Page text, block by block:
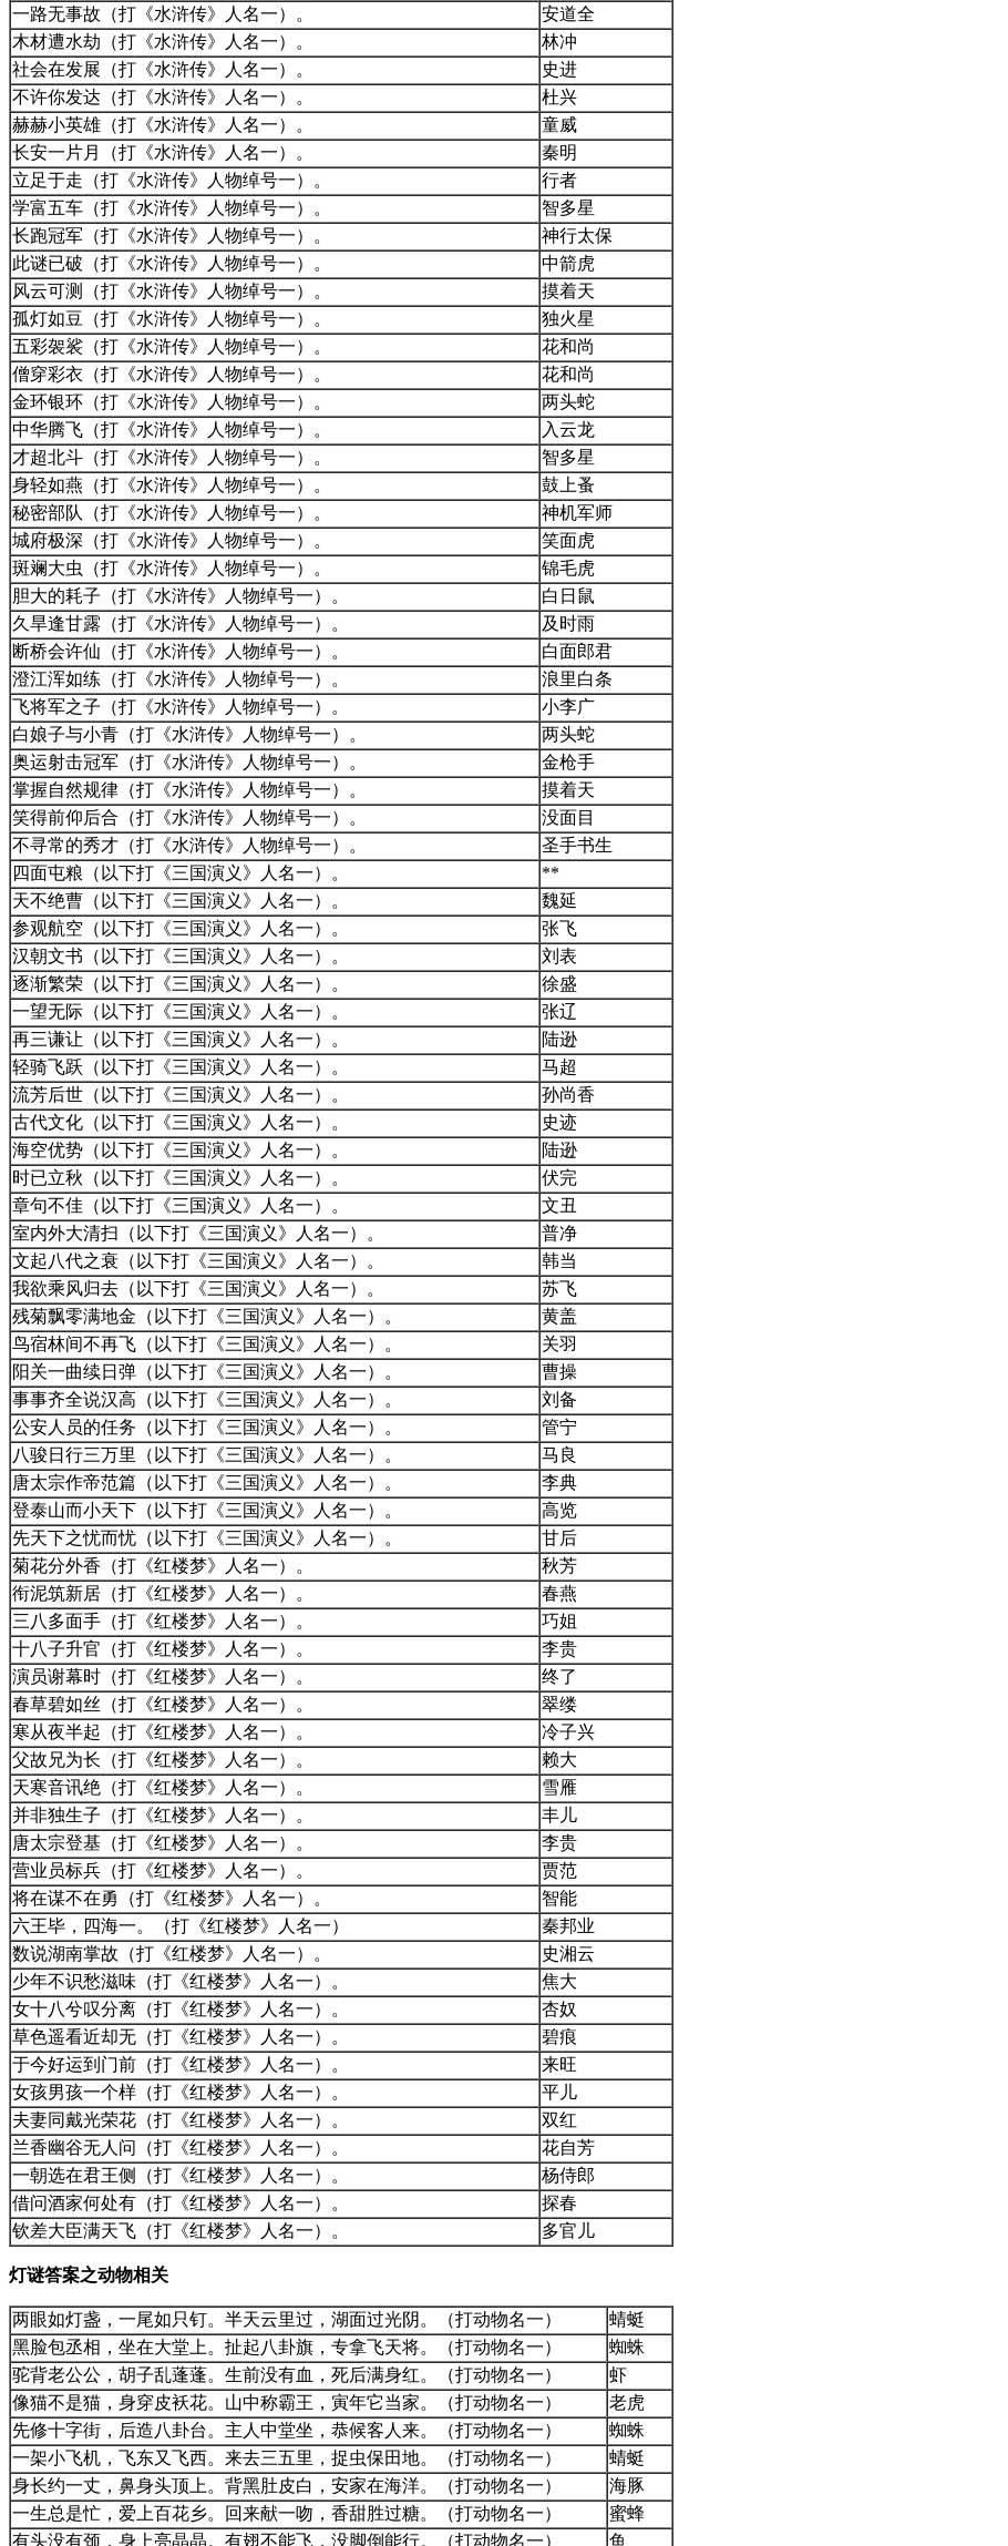
一路无事故（打《水浒传》人名一）。
安道全
木材遭水劫（打《水浒传》人名一）。
林冲
社会在发展（打《水浒传》人名一）。
史进
不许你发达（打《水浒传》人名一）。
杜兴
赫赫小英雄（打《水浒传》人名一）。
童威
长安一片月（打《水浒传》人名一）。
秦明
立足于走（打《水浒传》人物绰号一）。
行者
学富五车（打《水浒传》人物绰号一）。
智多星
长跑冠军（打《水浒传》人物绰号一）。
神行太保
此谜已破（打《水浒传》人物绰号一）。
中箭虎
风云可测（打《水浒传》人物绰号一）。
摸着天
孤灯如豆（打《水浒传》人物绰号一）。
独火星
五彩袈裟（打《水浒传》人物绰号一）。
花和尚
僧穿彩衣（打《水浒传》人物绰号一）。
花和尚
金环银环（打《水浒传》人物绰号一）。
两头蛇
中华腾飞（打《水浒传》人物绰号一）。
入云龙
才超北斗（打《水浒传》人物绰号一）。
智多星
身轻如燕（打《水浒传》人物绰号一）。
鼓上蚤
秘密部队（打《水浒传》人物绰号一）。
神机军师
城府极深（打《水浒传》人物绰号一）。
笑面虎
斑斓大虫（打《水浒传》人物绰号一）。
锦毛虎
胆大的耗子（打《水浒传》人物绰号一）。
白日鼠
久旱逢甘露（打《水浒传》人物绰号一）。
及时雨
断桥会许仙（打《水浒传》人物绰号一）。
白面郎君
澄江浑如练（打《水浒传》人物绰号一）。
浪里白条
飞将军之子（打《水浒传》人物绰号一）。
小李广
白娘子与小青（打《水浒传》人物绰号一）。
两头蛇
奥运射击冠军（打《水浒传》人物绰号一）。
金枪手
掌握自然规律（打《水浒传》人物绰号一）。
摸着天
笑得前仰后合（打《水浒传》人物绰号一）。
没面目
不寻常的秀才（打《水浒传》人物绰号一）。
圣手书生
四面屯粮（以下打《三国演义》人名一）。
**
天不绝曹（以下打《三国演义》人名一）。
魏延
参观航空（以下打《三国演义》人名一）。
张飞
汉朝文书（以下打《三国演义》人名一）。
刘表
逐渐繁荣（以下打《三国演义》人名一）。
徐盛
一望无际（以下打《三国演义》人名一）。
张辽
再三谦让（以下打《三国演义》人名一）。
陆逊
轻骑飞跃（以下打《三国演义》人名一）。
马超
流芳后世（以下打《三国演义》人名一）。
孙尚香
古代文化（以下打《三国演义》人名一）。
史迹
海空优势（以下打《三国演义》人名一）。
陆逊
时已立秋（以下打《三国演义》人名一）。
伏完
章句不佳（以下打《三国演义》人名一）。
文丑
室内外大清扫（以下打《三国演义》人名一）。
普净
文起八代之衰（以下打《三国演义》人名一）。
韩当
我欲乘风归去（以下打《三国演义》人名一）。
苏飞
残菊飘零满地金（以下打《三国演义》人名一）。
黄盖
鸟宿林间不再飞（以下打《三国演义》人名一）。
关羽
阳关一曲续日弹（以下打《三国演义》人名一）。
曹操
事事齐全说汉高（以下打《三国演义》人名一）。
刘备
公安人员的任务（以下打《三国演义》人名一）。
管宁
八骏日行三万里（以下打《三国演义》人名一）。
马良
唐太宗作帝范篇（以下打《三国演义》人名一）。
李典
登泰山而小天下（以下打《三国演义》人名一）。
高览
先天下之忧而忧（以下打《三国演义》人名一）。
甘后
菊花分外香（打《红楼梦》人名一）。
秋芳
衔泥筑新居（打《红楼梦》人名一）。
春燕
三八多面手（打《红楼梦》人名一）。
巧姐
十八子升官（打《红楼梦》人名一）。
李贵
演员谢幕时（打《红楼梦》人名一）。
终了
春草碧如丝（打《红楼梦》人名一）。
翠缕
寒从夜半起（打《红楼梦》人名一）。
冷子兴
父故兄为长（打《红楼梦》人名一）。
赖大
天寒音讯绝（打《红楼梦》人名一）。
雪雁
并非独生子（打《红楼梦》人名一）。
丰儿
唐太宗登基（打《红楼梦》人名一）。
李贵
营业员标兵（打《红楼梦》人名一）。
贾范
将在谋不在勇（打《红楼梦》人名一）。
智能
六王毕，四海一。（打《红楼梦》人名一）
秦邦业
数说湖南掌故（打《红楼梦》人名一）。
史湘云
少年不识愁滋味（打《红楼梦》人名一）。
焦大
女十八兮叹分离（打《红楼梦》人名一）。
杏奴
草色遥看近却无（打《红楼梦》人名一）。
碧痕
于今好运到门前（打《红楼梦》人名一）。
来旺
女孩男孩一个样（打《红楼梦》人名一）。
平儿
夫妻同戴光荣花（打《红楼梦》人名一）。
双红
兰香幽谷无人问（打《红楼梦》人名一）。
花自芳
一朝选在君王侧（打《红楼梦》人名一）。
杨侍郎
借问酒家何处有（打《红楼梦》人名一）。
探春
钦差大臣满天飞（打《红楼梦》人名一）。
多官儿
灯谜答案之动物相关
两眼如灯盏，一尾如只钉。半天云里过，湖面过光阴。（打动物名一）
蜻蜓
黑脸包丞相，坐在大堂上。扯起八卦旗，专拿飞天将。（打动物名一）
蜘蛛
驼背老公公，胡子乱蓬蓬。生前没有血，死后满身红。（打动物名一）
虾
像猫不是猫，身穿皮袄花。山中称霸王，寅年它当家。（打动物名一）
老虎
先修十字街，后造八卦台。主人中堂坐，恭候客人来。（打动物名一）
蜘蛛
一架小飞机，飞东又飞西。来去三五里，捉虫保田地。（打动物名一）
蜻蜓
身长约一丈，鼻身头顶上。背黑肚皮白，安家在海洋。（打动物名一）
海豚
一生总是忙，爱上百花乡。回来献一吻，香甜胜过糖。（打动物名一）
蜜蜂
有头没有颈，身上亮晶晶。有翅不能飞，没脚倒能行。（打动物名一）
鱼